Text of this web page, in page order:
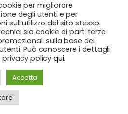
moglie e lo legano con lo
albero
salvarla dalla seggiovia, ma
SIGNOVia Rabolini, 13 Milano - P.IVA
riservati.
per migliorare
degli utenti e per
sull’utilizzo del sito stesso.
sia cookie di parti terze
sulla base dei
Può conoscere i dettagli
policy qui.
Accetta